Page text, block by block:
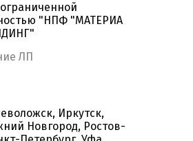
"НПФ "МАТЕРИА
ЛП
Иркутск,
Новгород, Ростов-